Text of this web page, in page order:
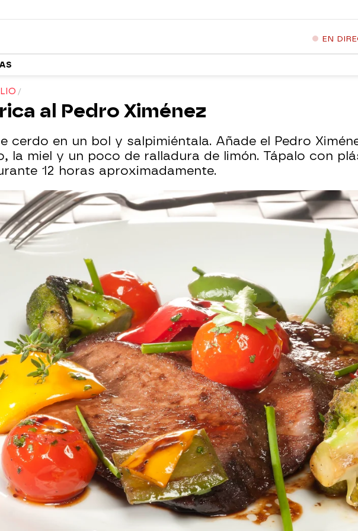
EN
al Pedro Ximénez
cerdo en un bol y salpimiéntala. Añade el Pedro
la miel y un poco de ralladura de limón. Tápalo con
12 horas aproximadamente.
de 2015, 15:42
WhatsappFacebook
X
(2 p.):
de cerdo ibérica, 1 brócoli pequeño, ½ pimiento rojo, ½
verde, ½ pimiento amarillo, 6 tomates cherry, 1
ml de salsa de soja, 2 cucharadas de Pedro Ximénez,
de azúcar moreno, 1 cucharada de miel, agua,
oliva, sal, pimienta, romero, tomillo, cebollino, perejil,